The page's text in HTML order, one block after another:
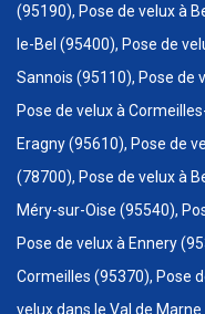
(95190), Pose de velux à
le-Bel (95400), Pose de
Sannois (95110), Pose de
Pose de velux à
Eragny (95610), Pose de
(78700), Pose de velux à
Méry-sur-Oise (95540),
Pose de velux à Ennery
Cormeilles (95370), Pose
velux dans le Val de